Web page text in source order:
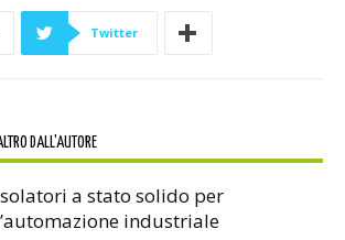
Twitter
DALL'AUTORE
a stato solido per
industriale